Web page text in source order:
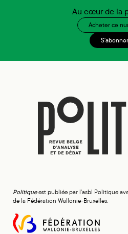
Au cœur de la
Acheter ce
S'abonner
Politiqueest publiée par l'asbl Politique
de la Fédération Wallonie-Bruxelles.